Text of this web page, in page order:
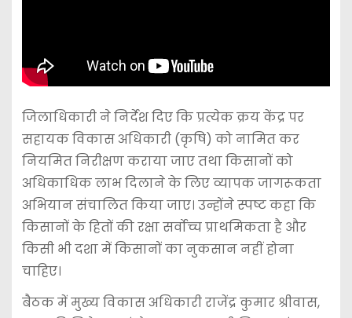
जिलाधिकारी ने निर्देश दिए कि प्रत्येक क्रय केंद्र पर
सहायक विकास अधिकारी (कृषि) को नामित कर
नियमित निरीक्षण कराया जाए तथा किसानों को
अधिकाधिक लाभ दिलाने के लिए व्यापक जागरूकता
अभियान संचालित किया जाए। उन्होंने स्पष्ट कहा कि
किसानों के हितों की रक्षा सर्वोच्च प्राथमिकता है और
किसी भी दशा में किसानों का नुकसान नहीं होना
चाहिए।
बैठक में मुख्य विकास अधिकारी राजेंद्र कुमार श्रीवास,